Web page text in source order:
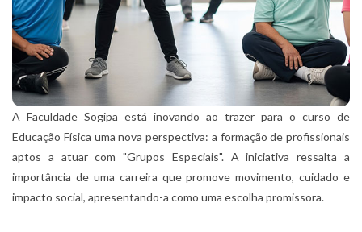
A Faculdade Sogipa está inovando ao trazer para o curso de
Educação Física uma nova perspectiva: a formação de profissionais
aptos a atuar com "Grupos Especiais". A iniciativa ressalta a
importância de uma carreira que promove movimento, cuidado e
impacto social, apresentando-a como uma escolha promissora.